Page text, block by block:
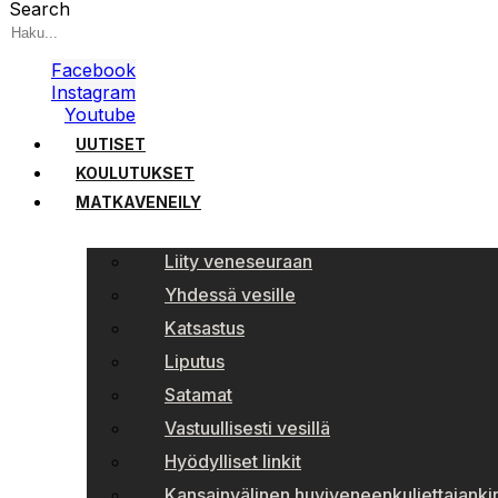
Search
Facebook
Instagram
Youtube
UUTISET
KOULUTUKSET
MATKAVENEILY
Liity veneseuraan
Yhdessä vesille
Katsastus
Liputus
Satamat
Vastuullisesti vesillä
Hyödylliset linkit